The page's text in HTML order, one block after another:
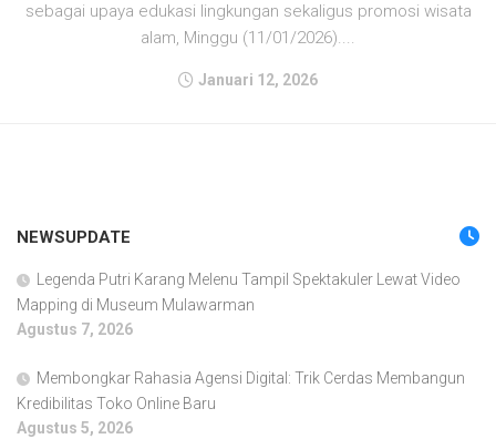
sebagai upaya edukasi lingkungan sekaligus promosi wisata
alam, Minggu (11/01/2026)....
Januari 12, 2026
NEWSUPDATE
Legenda Putri Karang Melenu Tampil Spektakuler Lewat Video
Mapping di Museum Mulawarman
Agustus 7, 2026
Membongkar Rahasia Agensi Digital: Trik Cerdas Membangun
Kredibilitas Toko Online Baru
Agustus 5, 2026